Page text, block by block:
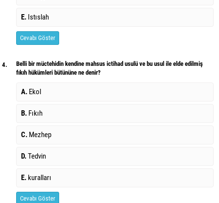
E. Istıslah
Cevabı Göster
4.
Belli bir müctehidin kendine mahsus ictihad usulü ve bu usul ile elde edilmiş
fıkıh hükümleri bütününe ne denir?
A. Ekol
B. Fıkıh
C. Mezhep
D.Tedvin
E. kuralları
Cevabı Göster